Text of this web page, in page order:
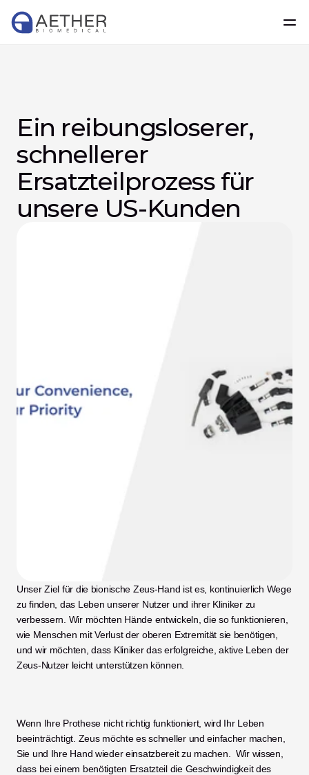
Ein reibungsloserer,
schnellerer
Ersatzteilprozess für
unsere US-Kunden
Unser Ziel für die bionische Zeus-Hand ist es, kontinuierlich Wege
zu finden, das Leben unserer Nutzer und ihrer Kliniker zu
verbessern. Wir möchten Hände entwickeln, die so funktionieren,
wie Menschen mit Verlust der oberen Extremität sie benötigen,
und wir möchten, dass Kliniker das erfolgreiche, aktive Leben der
Zeus-Nutzer leicht unterstützen können.
Wenn Ihre Prothese nicht richtig funktioniert, wird Ihr Leben
beeinträchtigt. Zeus möchte es schneller und einfacher machen,
Sie und Ihre Hand wieder einsatzbereit zu machen.  Wir wissen,
dass bei einem benötigten Ersatzteil die Geschwindigkeit des